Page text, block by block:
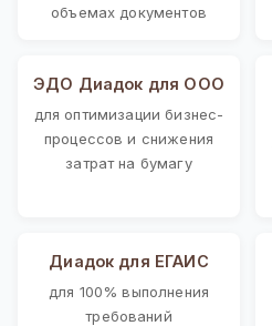
объемах документов
ЭДО Диадок для ООО
для оптимизации бизнес-
процессов и снижения
затрат на бумагу
Диадок для ЕГАИС
для 100% выполнения
требований